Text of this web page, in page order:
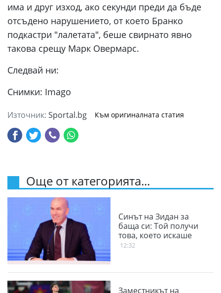
има и друг изход, ако секунди преди да бъде
отсъдено нарушението, от което Бранко
подкастри "лалетата", беше свирнато явно
такова срещу Марк Овермарс.
Следвай ни:
Снимки: Imago
Източник: Sportal.bg Към оригиналната статия
Още от категорията...
Синът на Зидан за
баща си: Той получи
това, което искаше
12:32
Заместникът на